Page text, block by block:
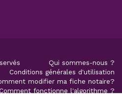
Qui sommes-nous ?
Conditions générales d'utilisation
modifier ma fiche notaire?
fonctionne l'algorithme ?